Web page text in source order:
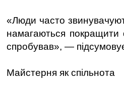
«Люди часто
намагаються
спробував», —
Майстерня як спільнота